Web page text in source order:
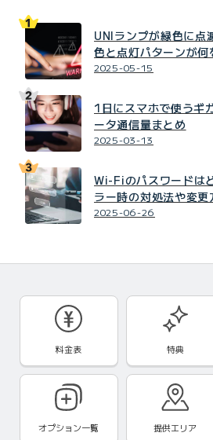
UNIランプが緑色に点
色と点灯パターンが
2025-05-15
1日にスマホで使うギ
ータ通信量まとめ
2025-03-13
Wi-Fiのパスワードは
ラー時の対処法や変
2025-06-26
料金表 特典
オプション一覧 提供エリア